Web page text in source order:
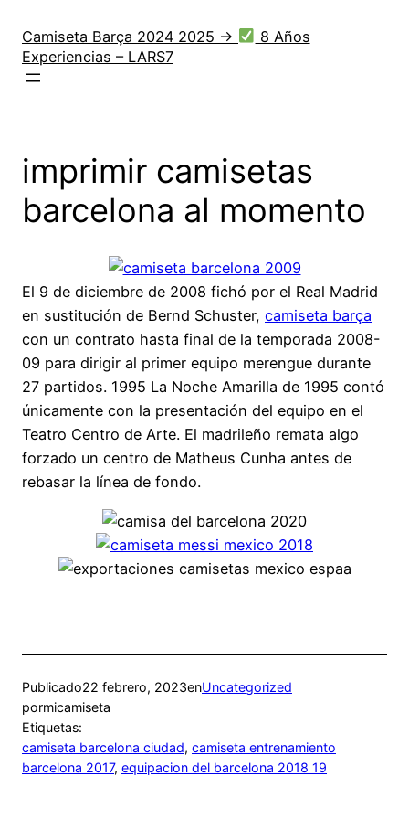
contenido
Camiseta Barça 2024 2025 →
8 Años
Experiencias – LARS7
imprimir camisetas
barcelona al momento
El 9 de diciembre de 2008 fichó por el Real Madrid
en sustitución de Bernd Schuster, camiseta barça
con un contrato hasta final de la temporada 2008-
09 para dirigir al primer equipo merengue durante
27 partidos. 1995 La Noche Amarilla de 1995 contó
únicamente con la presentación del equipo en el
Teatro Centro de Arte. El madrileño remata algo
forzado un centro de Matheus Cunha antes de
rebasar la línea de fondo.
Publicado22 febrero, 2023enUncategorized
pormicamiseta
Etiquetas:
camiseta barcelona ciudad, camiseta entrenamiento
barcelona 2017, equipacion del barcelona 2018 19